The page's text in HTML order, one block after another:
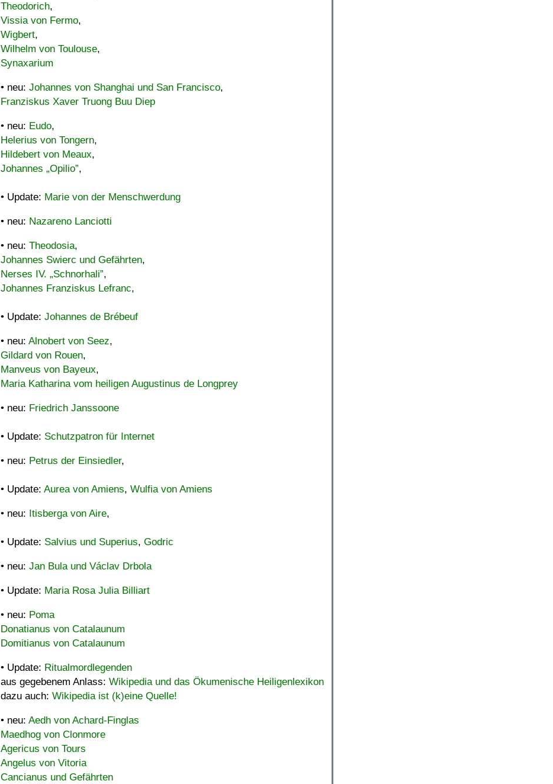
Theodorich,
Vissia von Fermo,
Wigbert,
Wilhelm von Toulouse,
Synaxarium
• neu: Johannes von Shanghai und San Francisco,
Franziskus Xaver Truong Buu Diep
• neu: Eudo,
Helerius von Tongern,
Hildebert von Meaux,
Johannes „Opilio”,
• Update: Marie von der Menschwerdung
• neu: Nazareno Lanciotti
• neu: Theodosia,
Johannes Swierc und Gefährten,
Nerses IV. „Schnorhali”,
Johannes Franziskus Lefranc,
• Update: Johannes de Brébeuf
• neu: Alnobert von Seez,
Gildard von Rouen,
Manveus von Bayeux,
Maria Katharina vom heiligen Augustinus de Longprey
• neu: Friedrich Janssoone
• Update: Schutzpatron für Internet
• neu: Petrus der Einsiedler,
• Update: Aurea von Amiens, Wulfia von Amiens
• neu: Itisberga von Aire,
• Update: Salvius und Superius, Godric
• neu: Jan Bula und Václav Drbola
• Update: Maria Rosa Julia Billiart
• neu: Poma
Donatianus von Catalaunum
Domitianus von Catalaunum
• Update: Ritualmordlegenden
aus gegebenem Anlass: Wikipedia und das Ökumenische Heiligenlexikon
dazu auch: Wikipedia ist (k)eine Quelle!
• neu: Aedh von Achard-Finglas
Maedhog von Clonmore
Agericus von Tours
Angelus von Vitoria
Cancianus und Gefährten